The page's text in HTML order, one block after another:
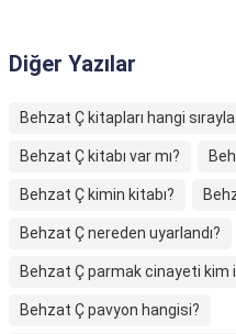
Diğer Yazılar
Behzat Ç kitapları hangi
Behzat Ç kitabı var mı?
Behzat Ç kimin kitabı?
Behzat Ç nereden uyarlandı?
Behzat Ç parmak cinayeti kim
Behzat Ç pavyon hangisi?